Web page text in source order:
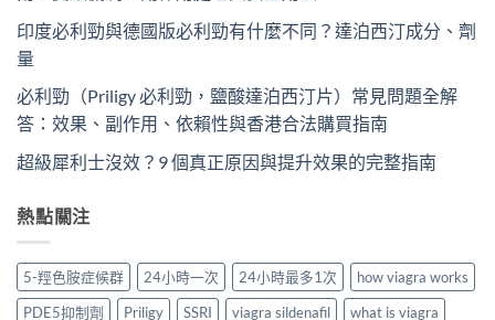
印度必利勁與德國版必利勁有什麼不同？達泊西汀成分、劑
量
必利勁（Priligy 必利勁，鹽酸達泊西汀片）常見問題全解
答：效果、副作用、依賴性與香港合法購買指南
超級犀利士沒效？9 個真正原因與提升效果的完整指南
熱點關注
5-羥色胺症候群 24小時一次 24小時最多1次
how viagra works
PDE5抑制劑
Priligy SSRI viagra sildenafil
what is viagra